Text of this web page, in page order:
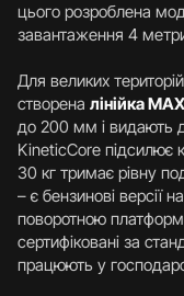
цього розроблена
завантаження 4
Для великих
створена лінійка MAX
до 200 мм і видають
KineticCore підсилює
30 кг тримає рівну
– є бензинові версії
поворотною
сертифіковані за
працюють у